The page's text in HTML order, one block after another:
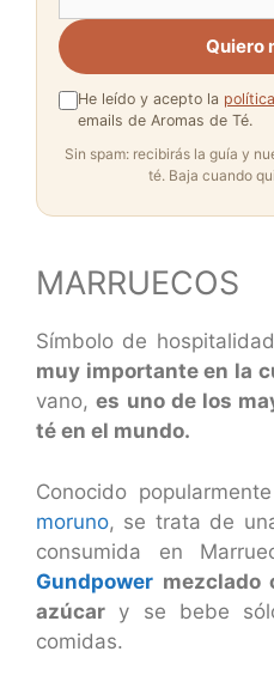
Quiero
He leído y acepto la
emails de Aromas de Té.
Sin spam: recibirás la guía y
té. Baja cuando
MARRUECOS
Símbolo de
muy importante en la
vano,es uno de los
té en el mundo.
Conocido
moruno, se trata de
consumida en
Gundpower mezclado
azúcar y se bebe
comidas.